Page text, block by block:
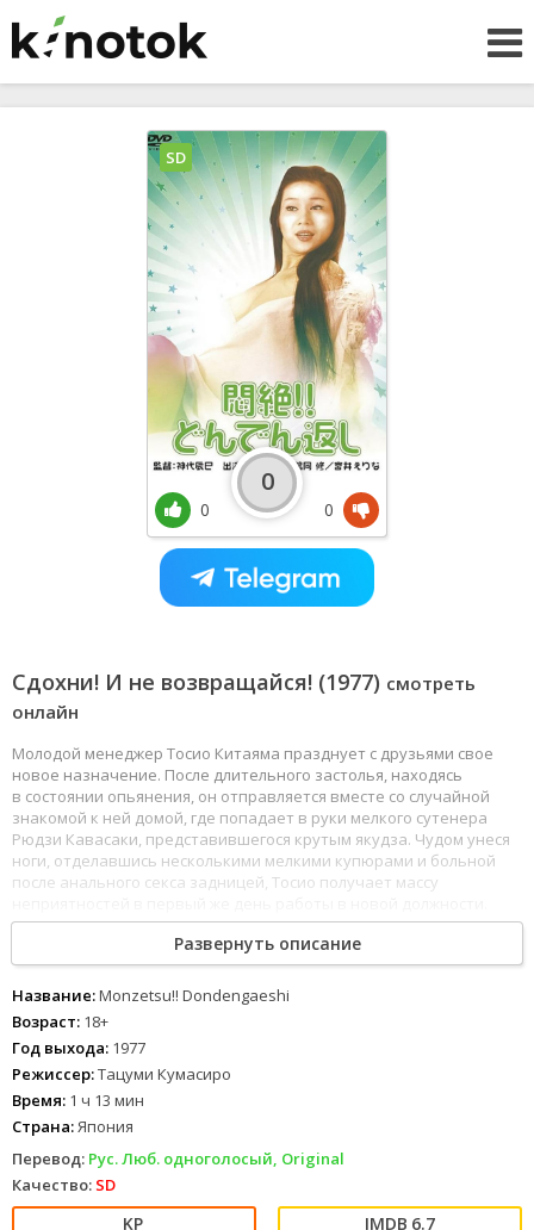
Сдохни! И не возвращайся! (1977) смотреть
онлайн
Молодой менеджер Тосио Китаяма празднует с друзьями свое
новое назначение. После длительного застолья, находясь
в состоянии опьянения, он отправляется вместе со случайной
знакомой к ней домой, где попадает в руки мелкого сутенера
Рюдзи Кавасаки, представившегося крутым якудза. Чудом унеся
ноги, отделавшись несколькими мелкими купюрами и больной
после анального секса задницей, Тосио получает массу
После чего отправляется заливать огорчение литрами саке
в компании девушек легкого поведения и снова попадает в лапы
Рюдзи. После этой встречи Тосио окончательно исчезает,
а вместо него появляется очаровательная дама экзотической
наружности, которая охотно принимается помогать Кавасаки
в нелегком деле уличного сутенёрства.
Развернуть описание
Название:Monzetsu!! Dondengaeshi
Возраст: 18+
Год выхода: 1977
Режиссер:Тацуми Кумасиро
Время: 1 ч 13 мин
Страна:Япония
Перевод: Рус. Люб. одноголосый, Original
Качество: SD
6.7
SD
0
0
0